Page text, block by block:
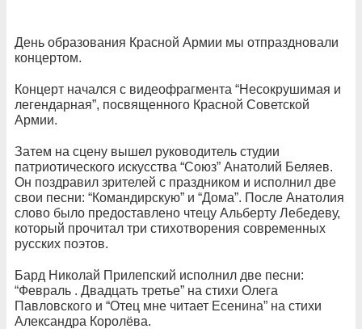
День образования Красной Армии мы отпраздновали
концертом.
Концерт начался с видеофрагмента “Несокрушимая и
легендарная”, посвященного Красной Советской
Армии.
Затем на сцену вышел руководитель студии
патриотического искусства “Союз” Анатолий Беляев.
Он поздравил зрителей с праздником и исполнил две
свои песни: “Командирскую” и “Дома”. После Анатолия
слово было предоставлено чтецу Альберту Лебедеву,
который прочитал три стихотворения современных
русских поэтов.
Бард Николай Прилепский исполнил две песни:
“Февраль . Двадцать третье” на стихи Олега
Павловского и “Отец мне читает Есенина” на стихи
Александра Королёва.